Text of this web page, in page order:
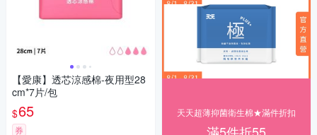
【愛康】透芯涼感棉-夜用型28
cm*7片/包
$65
券
天天超薄抑菌衛生棉★滿件折扣